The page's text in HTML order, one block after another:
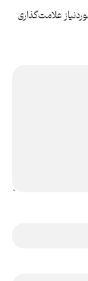
علامت‌گذاری